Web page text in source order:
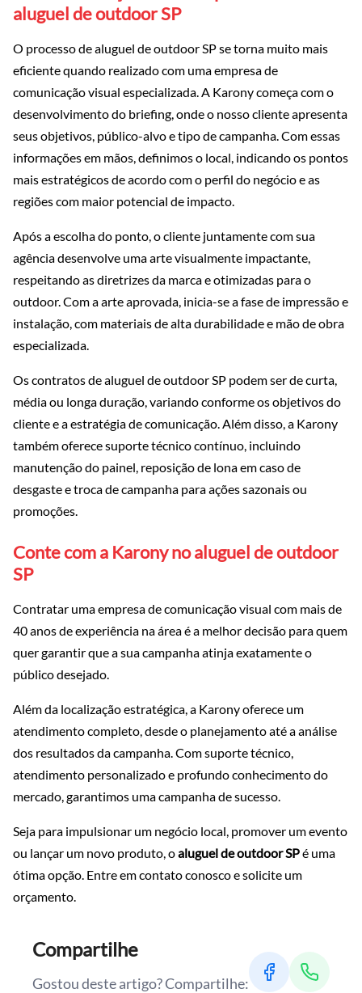
aluguel de outdoor SP
O processo de aluguel de outdoor SP se torna muito mais
eficiente quando realizado com uma empresa de
comunicação visual especializada. A Karony começa com o
desenvolvimento do briefing, onde o nosso cliente apresenta
seus objetivos, público-alvo e tipo de campanha. Com essas
informações em mãos, definimos o local, indicando os pontos
mais estratégicos de acordo com o perfil do negócio e as
regiões com maior potencial de impacto.
Após a escolha do ponto, o cliente juntamente com sua
agência desenvolve uma arte visualmente impactante,
respeitando as diretrizes da marca e otimizadas para o
outdoor. Com a arte aprovada, inicia-se a fase de impressão e
instalação, com materiais de alta durabilidade e mão de obra
especializada.
Os contratos de aluguel de outdoor SP podem ser de curta,
média ou longa duração, variando conforme os objetivos do
cliente e a estratégia de comunicação. Além disso, a Karony
também oferece suporte técnico contínuo, incluindo
manutenção do painel, reposição de lona em caso de
desgaste e troca de campanha para ações sazonais ou
promoções.
Conte com a Karony no aluguel de outdoor
SP
Contratar uma empresa de comunicação visual com mais de
40 anos de experiência na área é a melhor decisão para quem
quer garantir que a sua campanha atinja exatamente o
público desejado.
Além da localização estratégica, a Karony oferece um
atendimento completo, desde o planejamento até a análise
dos resultados da campanha. Com suporte técnico,
atendimento personalizado e profundo conhecimento do
mercado, garantimos uma campanha de sucesso.
Seja para impulsionar um negócio local, promover um evento
ou lançar um novo produto, oaluguel de outdoor SPé uma
ótima opção. Entre em contato conosco e solicite um
orçamento.
Compartilhe
Gostou deste artigo? Compartilhe: